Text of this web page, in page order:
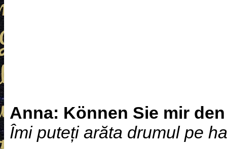
Anna: Können Sie mir
Îmi puteți arăta drumul pe